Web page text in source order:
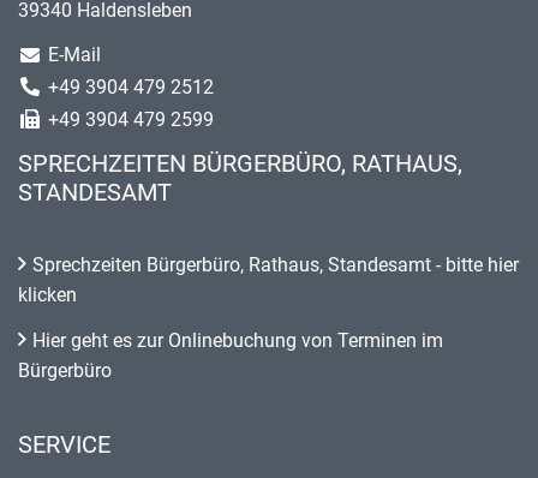
39340 Haldensleben
E-Mail
+49 3904 479 2512
+49 3904 479 2599
SPRECHZEITEN BÜRGERBÜRO, RATHAUS,
STANDESAMT
Sprechzeiten Bürgerbüro, Rathaus, Standesamt - bitte hier
klicken
Hier geht es zur Onlinebuchung von Terminen im
Bürgerbüro
SERVICE